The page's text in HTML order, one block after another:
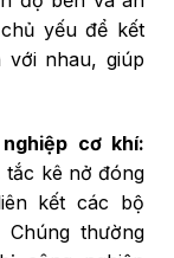
yếu để kết
nhau, giúp
cơ khí:
tắc kê nở đóng
kết các bộ
thường